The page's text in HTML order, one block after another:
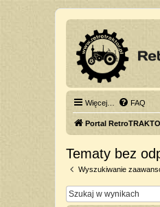
Więcej… FAQ
Portal
Tematy bez
Wyszukiwanie